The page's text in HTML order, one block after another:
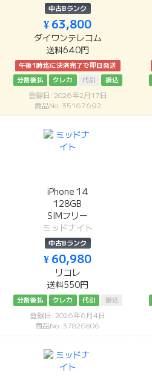
中古Bランク
¥ 63,800
ダイワンテレコム
送料640円
午後1時迄に決済完了で即日発送
分割後払
クレカ 代引 振込
登録日: 2026年2月17日
商品No: 35167692
iPhone 14
128GB
SIMフリー
ミッドナイト
中古Bランク
¥ 60,980
リコレ
送料550円
分割後払 クレカ 代引 振込
登録日: 2026年6月4日
商品No: 37826806